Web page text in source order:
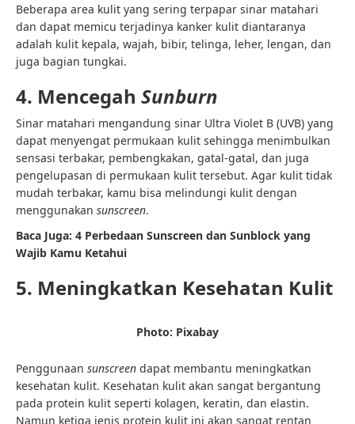
Beberapa area kulit yang sering terpapar sinar matahari
dan dapat memicu terjadinya kanker kulit diantaranya
adalah kulit kepala, wajah, bibir, telinga, leher, lengan, dan
juga bagian tungkai.
4. Mencegah Sunburn
Sinar matahari mengandung sinar Ultra Violet B (UVB) yang
dapat menyengat permukaan kulit sehingga menimbulkan
sensasi terbakar, pembengkakan, gatal-gatal, dan juga
pengelupasan di permukaan kulit tersebut. Agar kulit tidak
mudah terbakar, kamu bisa melindungi kulit dengan
menggunakan sunscreen.
Baca Juga: 4 Perbedaan Sunscreen dan Sunblock yang
Wajib Kamu Ketahui
5. Meningkatkan Kesehatan Kulit
Photo: Pixabay
Penggunaan sunscreen dapat membantu meningkatkan
kesehatan kulit. Kesehatan kulit akan sangat bergantung
pada protein kulit seperti kolagen, keratin, dan elastin.
Namun ketiga jenis protein kulit ini akan sangat rentan